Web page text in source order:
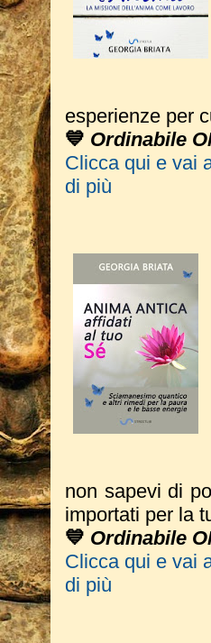
esperienze per
💙 Ordinabile
Clicca qui e vai
di più
non sapevi di
importati per la
💙 Ordinabile
Clicca qui e vai
di più